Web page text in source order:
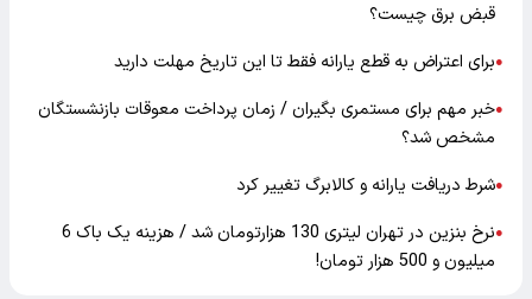
قبض برق چیست؟
●برای اعتراض به قطع یارانه فقط تا این تاریخ مهلت دارید
●خبر مهم برای مستمری بگیران / زمان پرداخت معوقات بازنشستگان
مشخص شد؟
●شرط دریافت یارانه و کالابرگ تغییر کرد
●
نرخ بنزین در تهران لیتری 130 هزارتومان شد / هزینه یک باک 6
میلیون و 500 هزار تومان!